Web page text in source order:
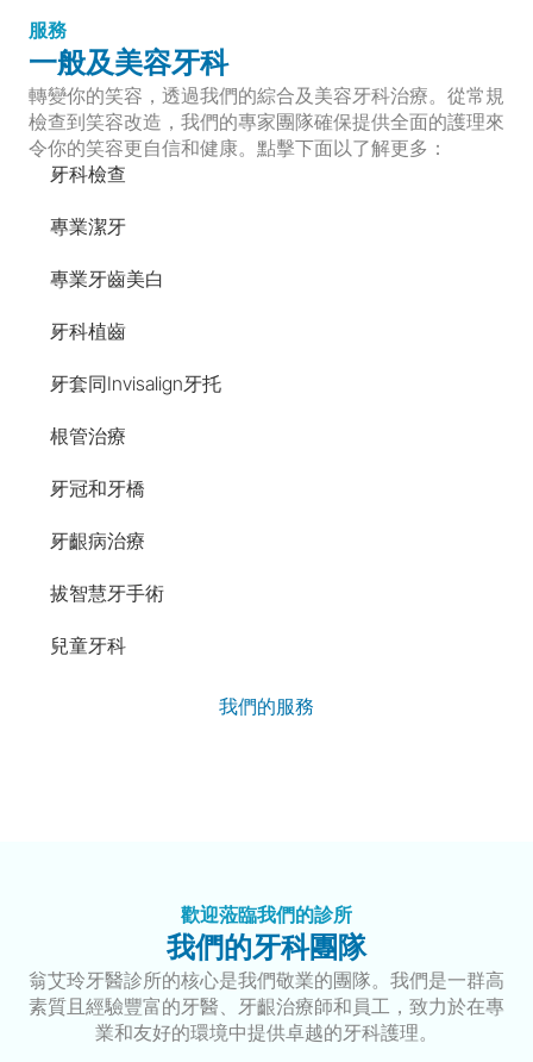
服務
一般及美容牙科
轉變你的笑容，透過我們的綜合及美容牙科治療。從常規
檢查到笑容改造，我們的專家團隊確保提供全面的護理來
令你的笑容更自信和健康。點擊下面以了解更多：
牙科檢查
專業潔牙
專業牙齒美白
牙科植齒
牙套同Invisalign牙托
根管治療
牙冠和牙橋
牙齦病治療
拔智慧牙手術
兒童牙科
我們的服務
歡迎蒞臨我們的診所
我們的牙科團隊
翁艾玲牙醫診所的核心是我們敬業的團隊。我們是一群高
素質且經驗豐富的牙醫、牙齦治療師和員工，致力於在專
業和友好的環境中提供卓越的牙科護理。